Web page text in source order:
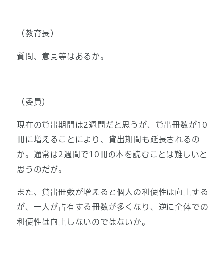
（教育長）
質問、意見等はあるか。
（委員）
現在の貸出期間は2週間だと思うが、貸出冊数が10
冊に増えることにより、貸出期間も延長されるの
か。通常は2週間で10冊の本を読むことは難しいと
思うのだが。
また、貸出冊数が増えると個人の利便性は向上する
が、一人が占有する冊数が多くなり、逆に全体での
利便性は向上しないのではないか。